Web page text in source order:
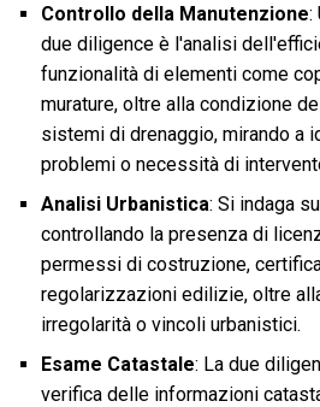
Controllo della Manutenzione:
due diligence è l'analisi
funzionalità di elementi come
murature, oltre alla condizione
sistemi di drenaggio, mirando a
problemi o necessità di
Analisi Urbanistica: Si indaga
controllando la presenza di
permessi di costruzione,
regolarizzazioni edilizie, oltre
irregolarità o vincoli urbanistici.
Esame Catastale: La due
verifica delle informazioni